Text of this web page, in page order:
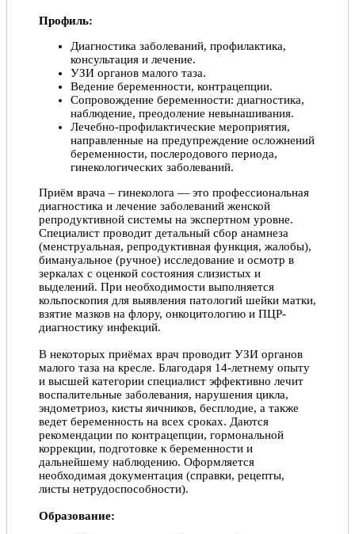
Профиль:
Диагностика заболеваний, профилактика,
консультация и лечение.
УЗИ органов малого таза.
Ведение беременности, контрацепции.
Сопровождение беременности: диагностика,
наблюдение, преодоление невынашивания.
Лечебно-профилактические мероприятия,
направленные на предупреждение осложнений
беременности, послеродового периода,
гинекологических заболеваний.
Приём врача – гинеколога — это профессиональная
диагностика и лечение заболеваний женской
репродуктивной системы на экспертном уровне.
Специалист проводит детальный сбор анамнеза
(менструальная, репродуктивная функция, жалобы),
бимануальное (ручное) исследование и осмотр в
зеркалах с оценкой состояния слизистых и
выделений. При необходимости выполняется
кольпоскопия для выявления патологий шейки матки,
взятие мазков на флору, онкоцитологию и ПЦР-
диагностику инфекций.
В некоторых приёмах врач проводит УЗИ органов
малого таза на кресле. Благодаря 14-летнему опыту
и высшей категории специалист эффективно лечит
воспалительные заболевания, нарушения цикла,
эндометриоз, кисты яичников, бесплодие, а также
ведет беременность на всех сроках. Даются
рекомендации по контрацепции, гормональной
коррекции, подготовке к беременности и
дальнейшему наблюдению. Оформляется
необходимая документация (справки, рецепты,
листы нетрудоспособности).
Образование: